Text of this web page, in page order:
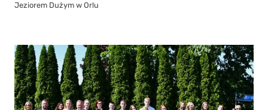
Jeziorem Dużym w Orlu